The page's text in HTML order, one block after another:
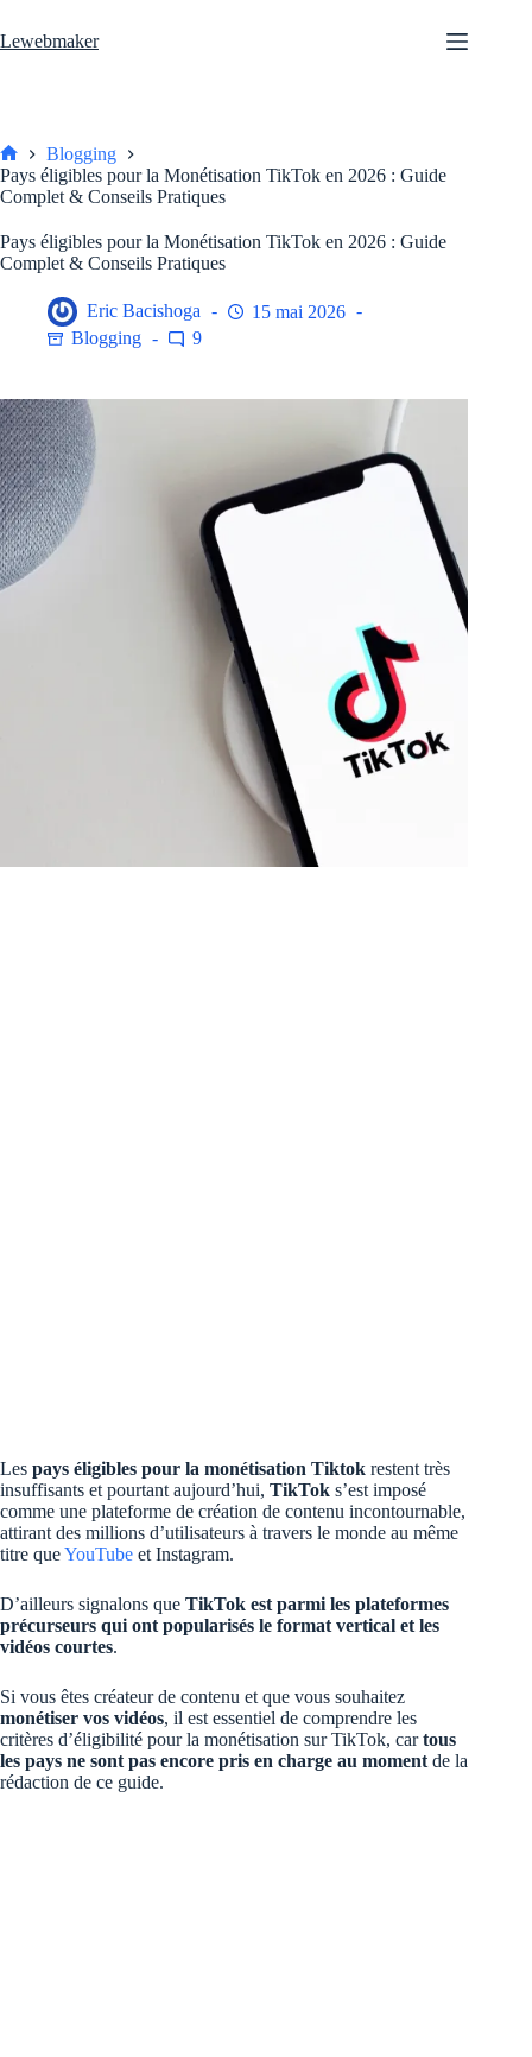
au
contenu
Lewebmaker
Accueil
Blogging
Pays éligibles pour la Monétisation TikTok en 2026 : Guide
Complet & Conseils Pratiques
Pays éligibles pour la Monétisation TikTok en 2026 : Guide
Complet & Conseils Pratiques
Eric Bacishoga
15 mai 2026
Blogging
9
Les pays éligibles pour la monétisation Tiktok restent très
insuffisants et pourtant aujourd’hui, TikTok s’est imposé
comme une plateforme de création de contenu incontournable,
attirant des millions d’utilisateurs à travers le monde au même
titre queYouTube et Instagram.
D’ailleurs signalons que TikTok est parmi les plateformes
précurseurs qui ont popularisés le format vertical et les
vidéos courtes.
Si vous êtes créateur de contenu et que vous souhaitez
monétiser vos vidéos, il est essentiel de comprendre les
critères d’éligibilité pour la monétisation sur TikTok, cartous
les pays ne sont pas encore pris en charge au moment de la
rédaction de ce guide.